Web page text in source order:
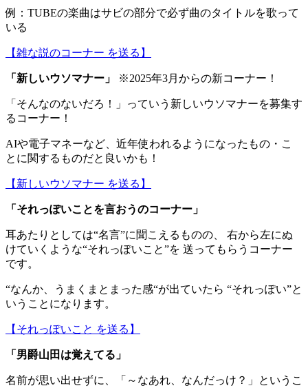
例：TUBEの楽曲はサビの部分で必ず曲のタイトルを歌って
いる
【雑な説のコーナー を送る】
「 新しいウソマナー 」 ※2025年3月からの新コーナー！
「そんなのないだろ！」っていう新しいウソマナーを募集す
るコーナー！
AIや電子マネーなど、近年使われるようになったもの・こ
とに関するものだと良いかも！
【新しいウソマナー を送る】
「 それっぽいことを言おうのコーナー 」
耳あたりとしては“名言”に聞こえるものの、 右から左にぬ
けていくような“それっぽいこと”を 送ってもらうコーナー
です。
“なんか、うまくまとまった感“が出ていたら “それっぽい”と
いうことになります。
【それっぽいこと を送る】
「男爵山田は覚えてる」
名前が思い出せずに、「～なあれ、なんだっけ？」というこ